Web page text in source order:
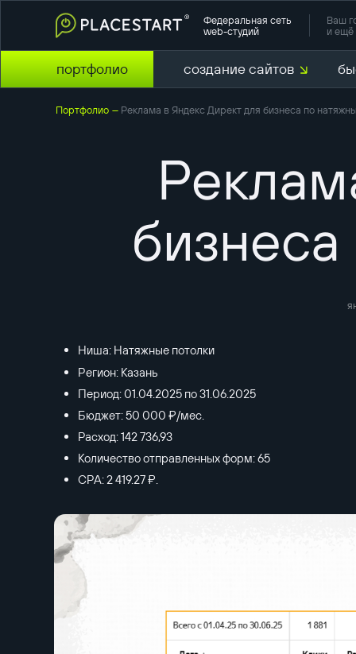
Федеральная сеть
web-студий
Ваш
и ещё
портфолио создание сайтов
Портфолио — Реклама в Яндекс Директ для бизнеса по
Ниша: Натяжные потолки
Регион: Казань
Период: 01.04.2025 по 31.06.2025
Бюджет: 50 000 ₽/мес.
Расход: 142 736,93
Количество отправленных форм: 65
CPA: 2 419.27 ₽.